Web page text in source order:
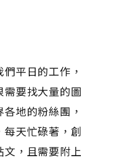
平日的工作，
要找大量的圖
地的粉絲團，
天忙碌著，創
，且需要附上